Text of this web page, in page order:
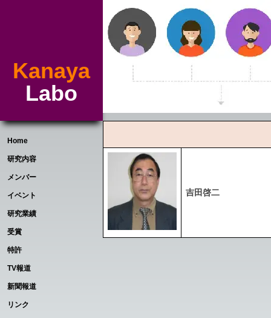
Kanaya
Labo
Home
研究内容
メンバー
イベント
研究業績
受賞
特許
TV報道
新聞報道
リンク
吉田啓二